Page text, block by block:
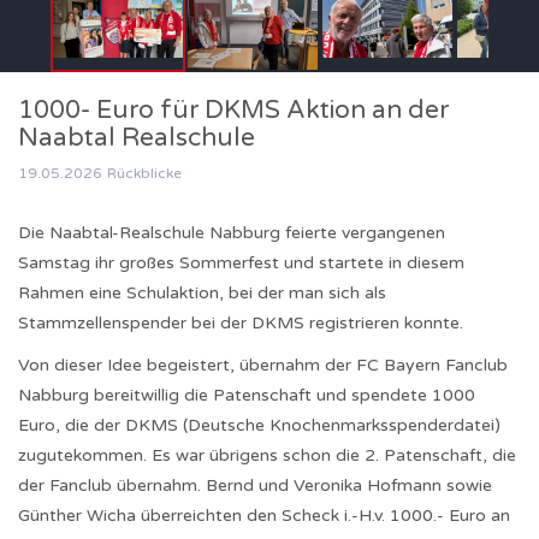
1000- Euro für DKMS Aktion an der
Naabtal Realschule
19.05.2026 Rückblicke
Die Naabtal-Realschule Nabburg feierte vergangenen
Samstag ihr großes Sommerfest und startete in diesem
Rahmen eine Schulaktion, bei der man sich als
Stammzellenspender bei der DKMS registrieren konnte.
Von dieser Idee begeistert, übernahm der FC Bayern Fanclub
Nabburg bereitwillig die Patenschaft und spendete 1000
Euro, die der DKMS (Deutsche Knochenmarksspenderdatei)
zugutekommen. Es war übrigens schon die 2. Patenschaft, die
der Fanclub übernahm. Bernd und Veronika Hofmann sowie
Günther Wicha überreichten den Scheck i.-H.v. 1000.- Euro an